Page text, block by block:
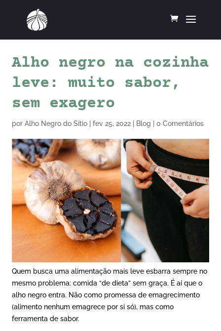
Alho negro na cozinha
leve: muito sabor,
sem exagero
por Alho Negro do Sítio fev 25, 2022 Blog 0 Comentários
Quem busca uma alimentação mais leve esbarra sempre no
mesmo problema: comida “de dieta” sem graça. É aí que o
alho negro entra. Não como promessa de emagrecimento
(alimento nenhum emagrece por si só), mas como
ferramenta de sabor.